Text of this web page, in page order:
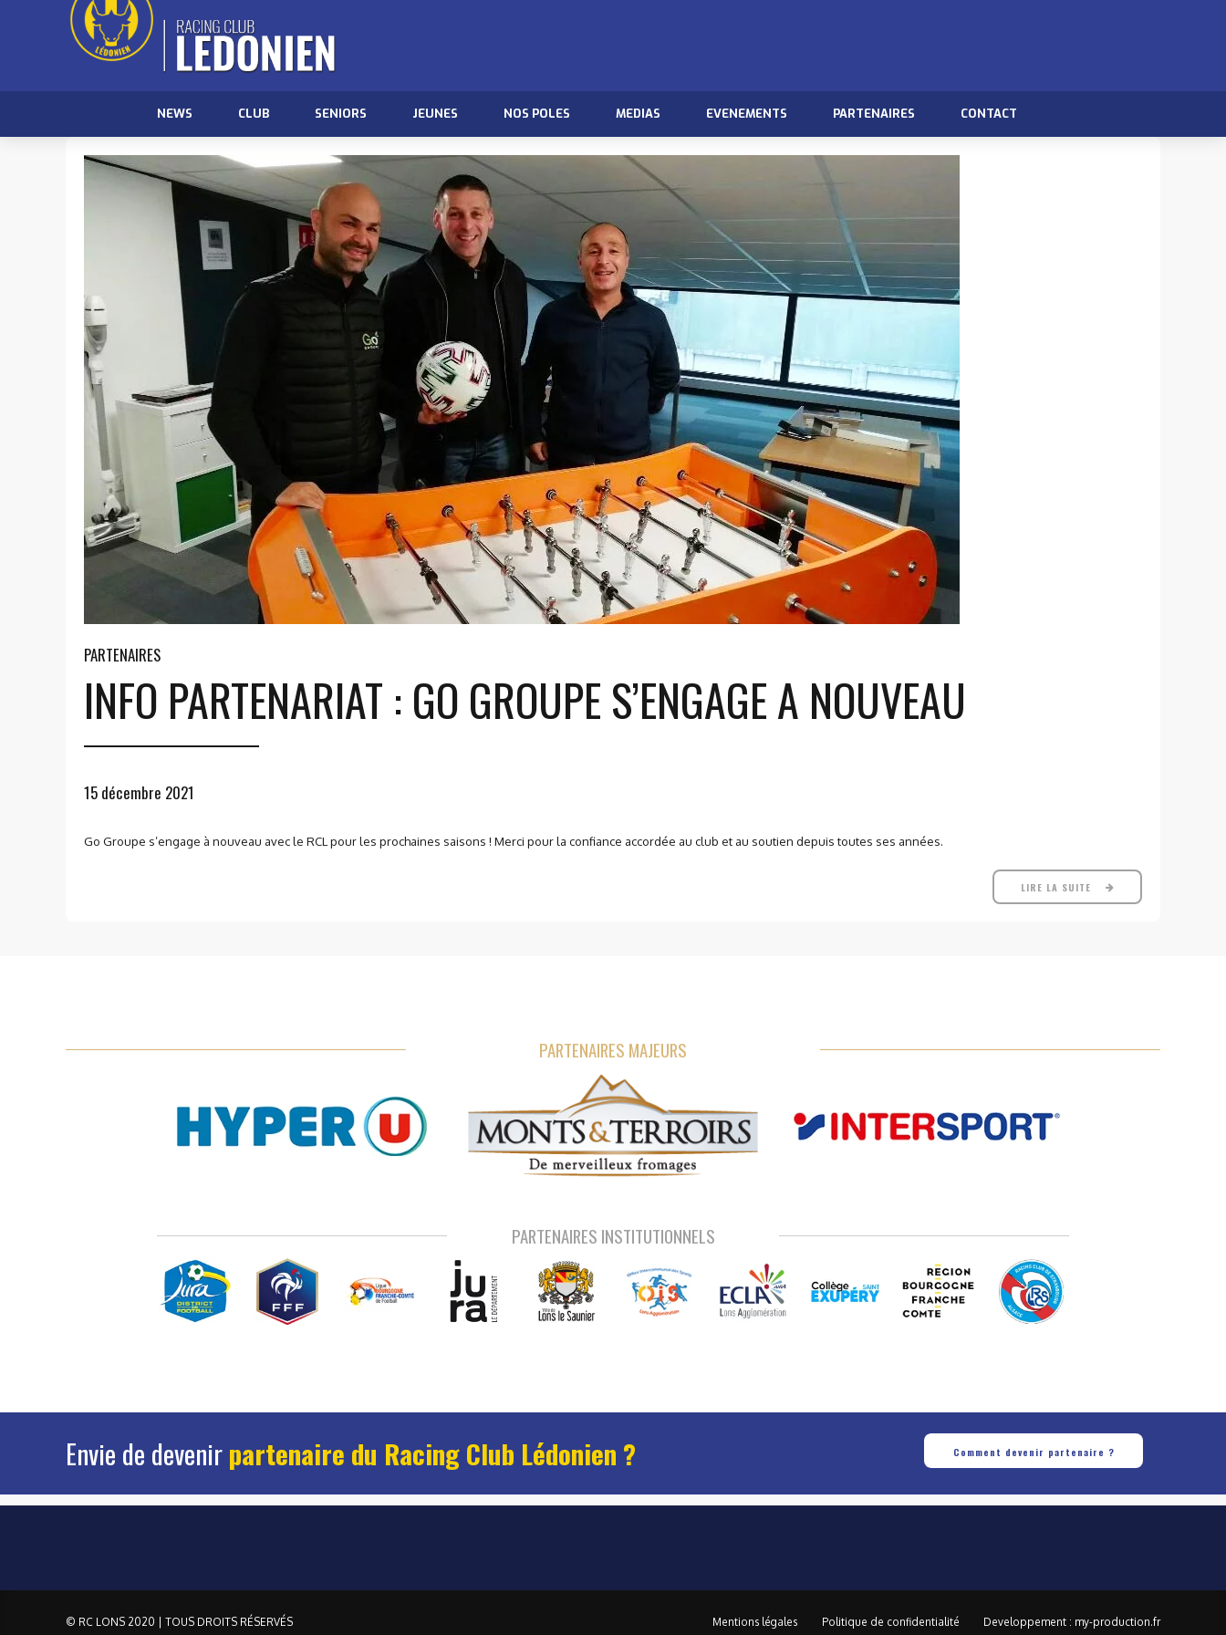
NEWS CLUB SENIORS JEUNES NOS POLES MEDIAS EVENEMENTS PARTENAIRES CONTACT
PARTENAIRES
INFO PARTENARIAT : GO GROUPE S’ENGAGE A NOUVEAU
15 décembre 2021
Go Groupe s’engage à nouveau avec le RCL pour les prochaines saisons ! Merci pour la confiance accordée au club et au soutien depuis toutes ses années.
LIRE LA SUITE
PARTENAIRES MAJEURS
PARTENAIRES INSTITUTIONNELS
Envie de devenirpartenaire du Racing Club Lédonien ? Comment devenir partenaire ?
© RC LONS 2020 | TOUS DROITS RÉSERVÉS Mentions légales Politique de confidentialité Developpement : my-production.fr